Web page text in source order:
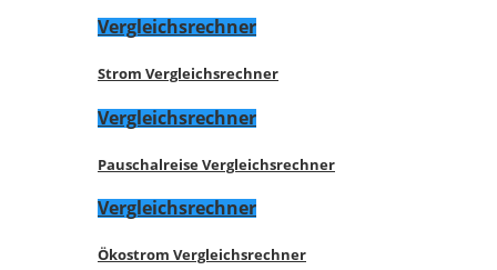
Vergleichsrechner
Strom Vergleichsrechner
Vergleichsrechner
Pauschalreise Vergleichsrechner
Vergleichsrechner
Ökostrom Vergleichsrechner